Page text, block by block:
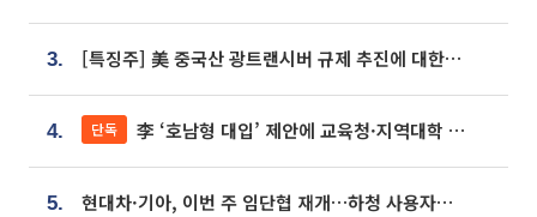
3. [특징주] 美 중국산 광트랜시버 규제 추진에 대한광통신 등 광통신株 강세
4. 단독 李 ‘호남형 대입’ 제안에 교육청·지역대학 서·논술형 입시 연계 '착수'
5. 현대차·기아, 이번 주 임단협 재개…하청 사용자성 재심도 ‘변수’